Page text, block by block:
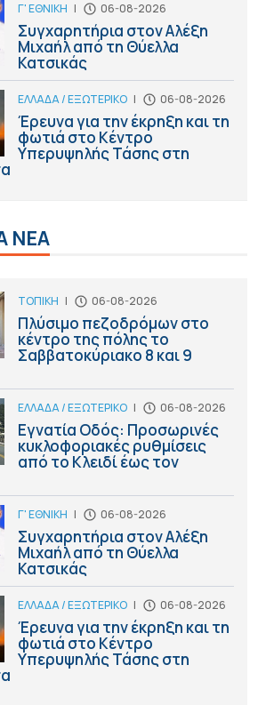
Γ' ΕΘΝΙΚΗ | 06-08-2026
Συγχαρητήρια στον Αλέξη
Μιχαήλ από τη Θύελλα
Κατσικάς
ΕΛΛΑΔΑ / ΕΞΩΤΕΡΙΚΟ | 06-08-2026
Έρευνα για την έκρηξη και τη
φωτιά στο Κέντρο
Υπερυψηλής Τάσης στη
ΝΕΑ
ΤΟΠΙΚΗ | 06-08-2026
Πλύσιμο πεζοδρόμων στο
κέντρο της πόλης το
Σαββατοκύριακο 8 και 9
ΕΛΛΑΔΑ / ΕΞΩΤΕΡΙΚΟ | 06-08-2026
Εγνατία Οδός: Προσωρινές
κυκλοφοριακές ρυθμίσεις
από το Κλειδί έως τον
Γ' ΕΘΝΙΚΗ | 06-08-2026
Συγχαρητήρια στον Αλέξη
Μιχαήλ από τη Θύελλα
Κατσικάς
ΕΛΛΑΔΑ / ΕΞΩΤΕΡΙΚΟ | 06-08-2026
Έρευνα για την έκρηξη και τη
φωτιά στο Κέντρο
Υπερυψηλής Τάσης στη